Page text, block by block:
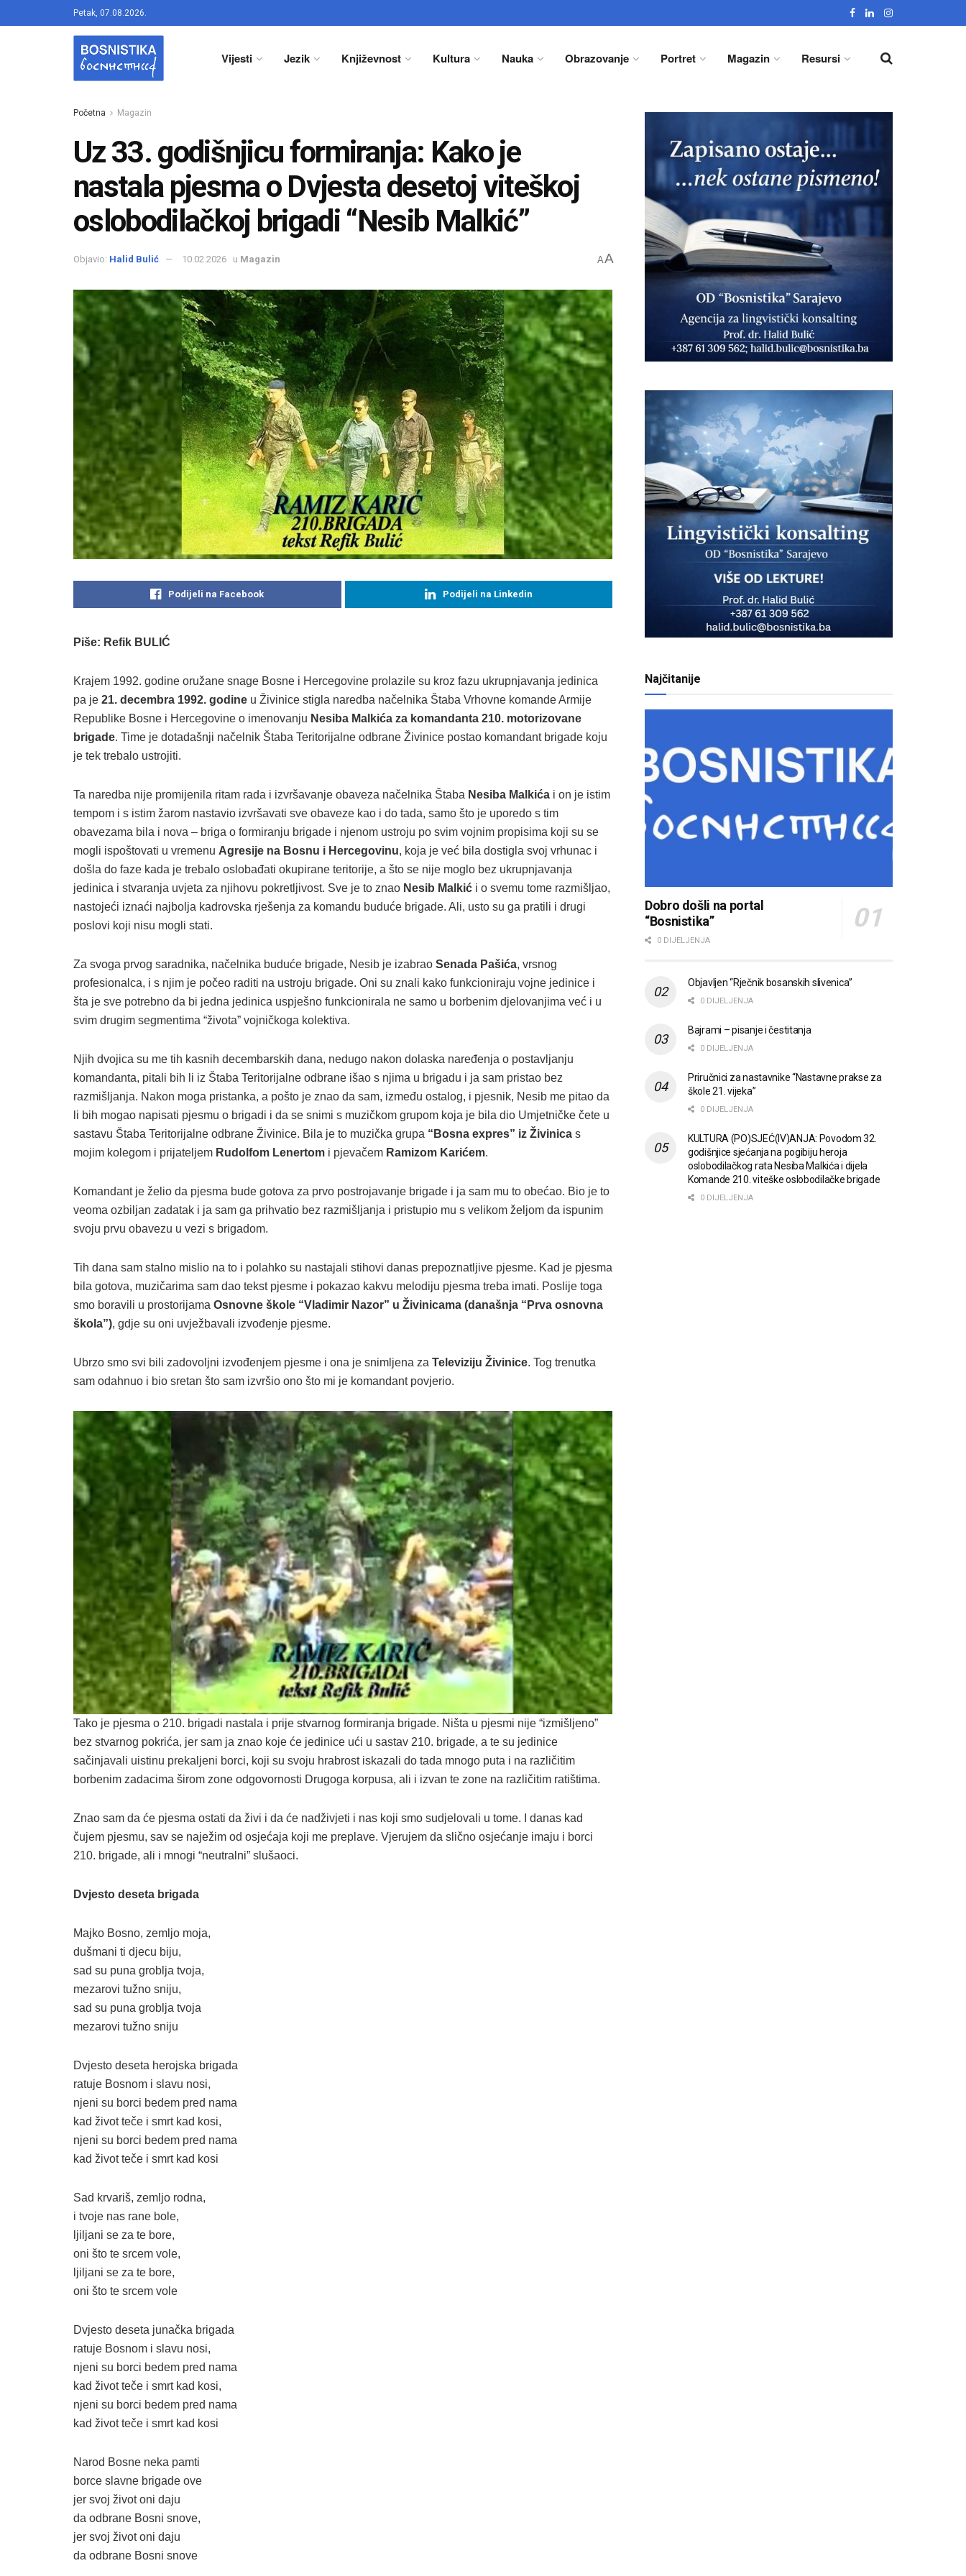
Petak, 07.08.2026.
Vijesti Jezik Književnost Kultura Nauka Obrazovanje Portret Magazin Resursi
Početna Magazin
Uz 33. godišnjicu formiranja: Kako je
nastala pjesma o Dvjesta desetoj viteškoj
oslobodilačkoj brigadi “Nesib Malkić”
Objavio: Halid Bulić 10.02.2026 u Magazin AA
Podijeli na Facebook Podijeli na Linkedin
Piše: Refik BULIĆ
Krajem 1992. godine oružane snage Bosne i Hercegovine prolazile su kroz fazu ukrupnjavanja jedinica
pa je 21. decembra 1992. godine u Živinice stigla naredba načelnika Štaba Vrhovne komande Armije
Republike Bosne i Hercegovine o imenovanju Nesiba Malkića za komandanta 210. motorizovane
brigade. Time je dotadašnji načelnik Štaba Teritorijalne odbrane Živinice postao komandant brigade koju
je tek trebalo ustrojiti.
Ta naredba nije promijenila ritam rada i izvršavanje obaveza načelnika Štaba Nesiba Malkića i on je istim
tempom i s istim žarom nastavio izvršavati sve obaveze kao i do tada, samo što je uporedo s tim
obavezama bila i nova – briga o formiranju brigade i njenom ustroju po svim vojnim propisima koji su se
mogli ispoštovati u vremenu Agresije na Bosnu i Hercegovinu, koja je već bila dostigla svoj vrhunac i
došla do faze kada je trebalo oslobađati okupirane teritorije, a što se nije moglo bez ukrupnjavanja
jedinica i stvaranja uvjeta za njihovu pokretljivost. Sve je to znao Nesib Malkić i o svemu tome razmišljao,
nastojeći iznaći najbolja kadrovska rješenja za komandu buduće brigade. Ali, usto su ga pratili i drugi
poslovi koji nisu mogli stati.
Za svoga prvog saradnika, načelnika buduće brigade, Nesib je izabrao Senada Pašića, vrsnog
profesionalca, i s njim je počeo raditi na ustroju brigade. Oni su znali kako funkcioniraju vojne jedinice i
šta je sve potrebno da bi jedna jedinica uspješno funkcionirala ne samo u borbenim djelovanjima već i u
svim drugim segmentima “života” vojničkoga kolektiva.
Njih dvojica su me tih kasnih decembarskih dana, nedugo nakon dolaska naređenja o postavljanju
komandanta, pitali bih li iz Štaba Teritorijalne odbrane išao s njima u brigadu i ja sam pristao bez
razmišljanja. Nakon moga pristanka, a pošto je znao da sam, između ostalog, i pjesnik, Nesib me pitao da
li bih mogao napisati pjesmu o brigadi i da se snimi s muzičkom grupom koja je bila dio Umjetničke čete u
sastavu Štaba Teritorijalne odbrane Živinice. Bila je to muzička grupa “Bosna expres” iz Živinica s
mojim kolegom i prijateljem Rudolfom Lenertom i pjevačem Ramizom Karićem.
Komandant je želio da pjesma bude gotova za prvo postrojavanje brigade i ja sam mu to obećao. Bio je to
veoma ozbiljan zadatak i ja sam ga prihvatio bez razmišljanja i pristupio mu s velikom željom da ispunim
svoju prvu obavezu u vezi s brigadom.
Tih dana sam stalno mislio na to i polahko su nastajali stihovi danas prepoznatljive pjesme. Kad je pjesma
bila gotova, muzičarima sam dao tekst pjesme i pokazao kakvu melodiju pjesma treba imati. Poslije toga
smo boravili u prostorijama Osnovne škole “Vladimir Nazor” u Živinicama (današnja “Prva osnovna
škola”), gdje su oni uvježbavali izvođenje pjesme.
Ubrzo smo svi bili zadovoljni izvođenjem pjesme i ona je snimljena za Televiziju Živinice. Tog trenutka
sam odahnuo i bio sretan što sam izvršio ono što mi je komandant povjerio.
Tako je pjesma o 210. brigadi nastala i prije stvarnog formiranja brigade. Ništa u pjesmi nije “izmišljeno”
bez stvarnog pokrića, jer sam ja znao koje će jedinice ući u sastav 210. brigade, a te su jedinice
sačinjavali uistinu prekaljeni borci, koji su svoju hrabrost iskazali do tada mnogo puta i na različitim
borbenim zadacima širom zone odgovornosti Drugoga korpusa, ali i izvan te zone na različitim ratištima.
Znao sam da će pjesma ostati da živi i da će nadživjeti i nas koji smo sudjelovali u tome. I danas kad
čujem pjesmu, sav se naježim od osjećaja koji me preplave. Vjerujem da slično osjećanje imaju i borci
210. brigade, ali i mnogi “neutralni” slušaoci.
Dvjesto deseta brigada
Majko Bosno, zemljo moja,
dušmani ti djecu biju,
sad su puna groblja tvoja,
mezarovi tužno sniju,
sad su puna groblja tvoja
mezarovi tužno sniju
Dvjesto deseta herojska brigada
ratuje Bosnom i slavu nosi,
njeni su borci bedem pred nama
kad život teče i smrt kad kosi,
njeni su borci bedem pred nama
kad život teče i smrt kad kosi
Sad krvariš, zemljo rodna,
i tvoje nas rane bole,
ljiljani se za te bore,
oni što te srcem vole,
ljiljani se za te bore,
oni što te srcem vole
Dvjesto deseta junačka brigada
ratuje Bosnom i slavu nosi,
njeni su borci bedem pred nama
kad život teče i smrt kad kosi,
njeni su borci bedem pred nama
kad život teče i smrt kad kosi
Narod Bosne neka pamti
borce slavne brigade ove
jer svoj život oni daju
da odbrane Bosni snove,
jer svoj život oni daju
da odbrane Bosni snove
Najčitanije
Dobro došli na portal
“Bosnistika”
0 DIJELJENJA
Objavljen “Rječnik bosanskih slivenica”
0 DIJELJENJA
Bajrami – pisanje i čestitanja
0 DIJELJENJA
Priručnici za nastavnike “Nastavne prakse za
škole 21. vijeka”
0 DIJELJENJA
KULTURA (PO)SJEĆ(IV)ANJA: Povodom 32.
godišnjice sjećanja na pogibiju heroja
oslobodilačkog rata Nesiba Malkića i dijela
Komande 210. viteške oslobodilačke brigade
0 DIJELJENJA